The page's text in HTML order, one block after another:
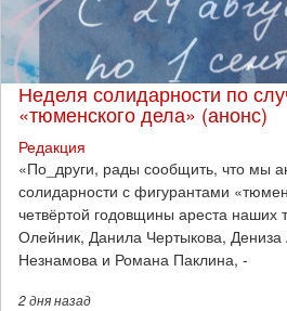
Неделя солидарности по
«тюменского дела» (анонс)
Редакция
​«По_други, рады сообщить, что мы
солидарности с фигурантами
четвёртой годовщины ареста
Олейник, Данила Чертыкова,
Незнамова и Романа Паклина, -
2 дняназад